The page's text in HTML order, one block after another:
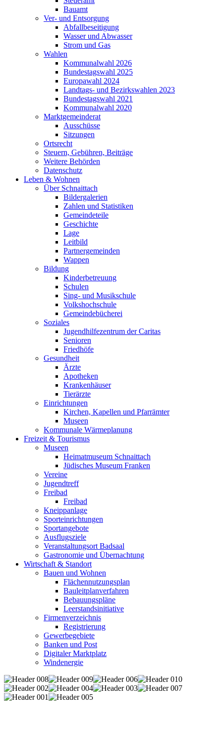
Bauamt
Ver- und Entsorgung
Abfallbeseitigung
Wasser und Abwasser
Strom und Gas
Wahlen
Kommunalwahl 2026
Bundestagswahl 2025
Europawahl 2024
Landtags- und Bezirkswahlen 2023
Bundestagswahl 2021
Kommunalwahl 2020
Marktgemeinderat
Ausschüsse
Sitzungen
Ortsrecht
Steuern, Gebühren, Beiträge
Weitere Behörden
Datenschutz
Leben & Wohnen
Über Schnaittach
Bildergalerien
Zahlen und Statistiken
Gemeindeteile
Geschichte
Lage
Leitbild
Partnergemeinden
Wappen
Bildung
Kinderbetreuung
Schulen
Sing- und Musikschule
Volkshochschule
Gemeindebücherei
Soziales
Jugendhilfezentrum der Caritas
Senioren
Friedhöfe
Gesundheit
Ärzte
Apotheken
Krankenhäuser
Tierärzte
Einrichtungen
Kirchen, Kapellen und Pfarrämter
Museen
Kommunale Wärmeplanung
Freizeit & Tourismus
Museen
Heimatmuseum Schnaittach
Jüdisches Museum Franken
Vereine
Jugendtreff
Freibad
Freibad
Kneippanlage
Sporteinrichtungen
Sportangebote
Ausflugsziele
Veranstaltungsort Badsaal
Gastronomie und Übernachtung
Wirtschaft & Standort
Bauen und Wohnen
Flächennutzungsplan
Bauleitplanverfahren
Bebauungspläne
Leerstandsinitiative
Firmenverzeichnis
Registrierung
Gewerbegebiete
Banken und Post
Digitaler Marktplatz
Windenergie